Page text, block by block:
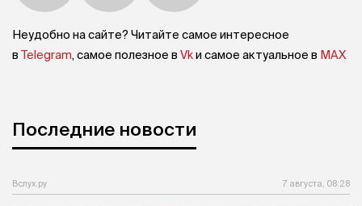
Неудобно на сайте? Читайте самое интересное
в Telegram, самое полезное в Vkи самое актуальное в MAX
Последние новости
Вслух.ру 7 августа, 08:28